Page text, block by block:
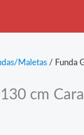
Maletas / Funda
cm